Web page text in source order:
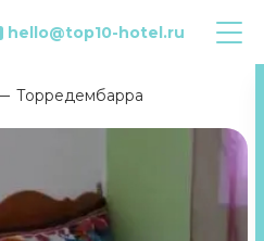
hello@top10-hotel.ru
Торредембарра